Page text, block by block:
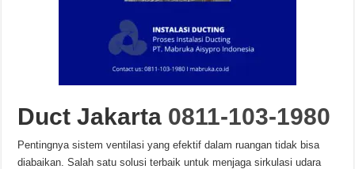
Duct Jakarta 0811-103-1980
Pentingnya sistem ventilasi yang efektif dalam ruangan tidak bisa
diabaikan. Salah satu solusi terbaik untuk menjaga sirkulasi udara